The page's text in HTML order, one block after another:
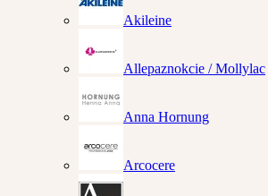
Akileine
Allepaznokcie / Mollylac
Anna Hornung
Arcocere